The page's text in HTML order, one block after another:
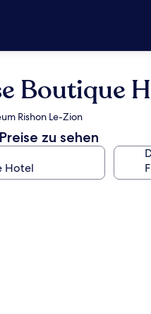
Boutique
Rishon Le-Zion
zu sehen